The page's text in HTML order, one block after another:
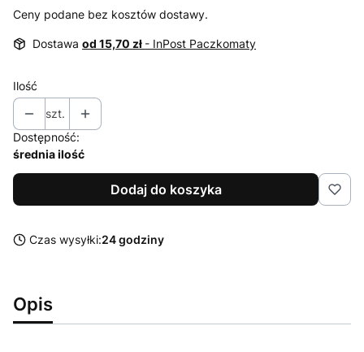
Ceny podane bez kosztów dostawy.
Dostawa od 15,70 zł - InPost Paczkomaty
Ilość
szt.
Dostępność:
średnia ilość
Dodaj do koszyka
Czas wysyłki:24 godziny
Opis